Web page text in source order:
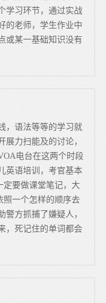
学习环节，通过实战
的老师，学生作业中
或某一基础知识没有
，语法等等的学习就
展力扫能及的讨论，
电台在这两个时段
英语培训，考官基本
定要做课堂笔记，大
照一个怎样的顺序去
警方抓捕了嫌疑人，
，死记住的单词都会